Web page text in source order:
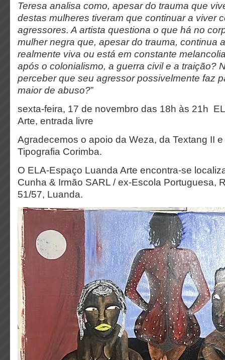
Teresa analisa como, apesar do trauma que
destas mulheres tiveram que continuar a viver
agressores. A artista questiona o que há no
mulher negra que, apesar do trauma, continua
realmente viva ou está em constante
após o colonialismo, a guerra civil e a traição?
perceber que seu agressor possivelmente faz
maior de abuso?”
sexta-feira, 17 de novembro das 18h às 21h
Arte, entrada livre
Agradecemos o apoio da Weza, da Textang II
Tipografia Corimba.
O ELA-Espaço Luanda Arte encontra-se
Cunha & Irmão SARL / ex-Escola Portuguesa,
51/57, Luanda.